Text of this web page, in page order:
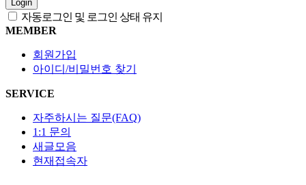
Login
자동로그인 및 로그인 상태 유지
MEMBER
회원가입
아이디/비밀번호 찾기
SERVICE
자주하시는 질문(FAQ)
1:1 문의
새글모음
현재접속자